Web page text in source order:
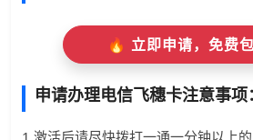
🔥 立即申请，免费
申请办理电信飞穗卡注意事项：